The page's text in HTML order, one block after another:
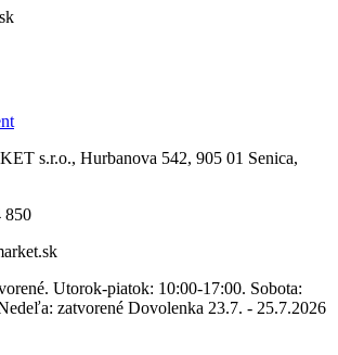
stránke
s.r.o., Hurbanova 542, 905 01 Senica,
850
Utorok-piatok: 10:00-17:00. Sobota:
zatvorené Dovolenka 23.7. - 25.7.2026